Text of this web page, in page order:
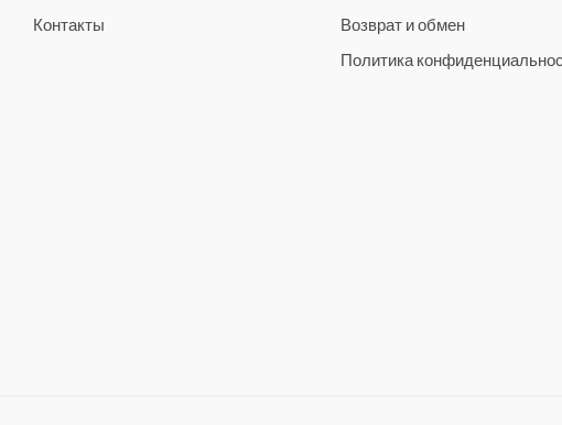
Контакты
Возврат и обмен
Политика